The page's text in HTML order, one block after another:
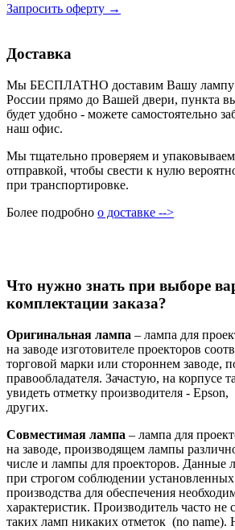
Запросить оферту →
Доставка
Мы БЕСПЛАТНО доставим Вашу лампу
России прямо до Вашей двери, пункта
будет удобно - можете самостоятельно
наш офис.
Мы тщательно проверяем и
отправкой, чтобы свести к нулю
при транспортировке.
Более подробно о доставке -->
Что нужно знать при выборе
комплектации заказа?
Оригинальная лампа – лампа для
на заводе изготовителе проекторов
торговой марки или стороннем заводе,
правообладателя. Зачастую, на корпусе
увидеть отметку производителя -
других.
Совместимая лампа – лампа для
на заводе, производящем лампы
числе и лампы для проекторов. Данные
при строгом соблюдении установленных
производства для обеспечения
характеристик. Производитель часто не
таких ламп никаких отметок (no name).